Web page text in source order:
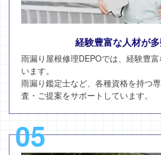
経験豊富な人材が
雨漏り屋根修理DEPOでは、経験豊
います。
雨漏り鑑定士など、各種資格を持つ
査・ご提案をサポートしています。
05